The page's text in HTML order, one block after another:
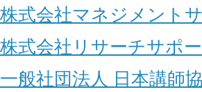
株式会社マネジメント
株式会社リサーチサポー
一般社団法人 日本講師